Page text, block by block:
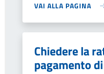
VAI ALLA PAGINA
Chiedere la
pagamento